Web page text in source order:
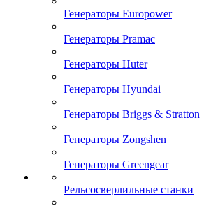
Генераторы Europower
Генераторы Pramac
Генераторы Huter
Генераторы Hyundai
Генераторы Briggs & Stratton
Генераторы Zongshen
Генераторы Greengear
Рельсосверлильные станки